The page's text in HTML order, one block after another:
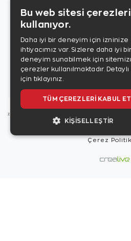
Copyright © 2026, Zen
Zen Diamond Birleşmiş
Turquality Destek
Çerez
Bu web sitesi çerezleri
kullanıyor.
Daha iyi bir deneyim için izninize
ihtiyacımız var. Sizlere daha iyi bir
deneyim sunabilmek için
çerezler kullanılmaktadır. Detaylı
için tıklayınız.
TÜM ÇEREZLERI KABUL ET
KIŞISELLEŞTIR